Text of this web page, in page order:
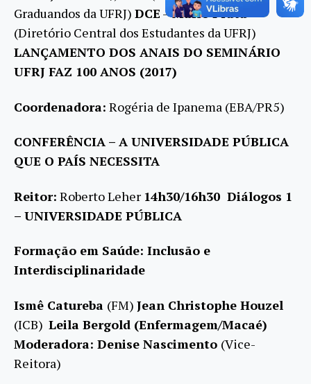
Graduandos da UFRJ) DCE –Mario Prata
(Diretório Central dos Estudantes da UFRJ)
LANÇAMENTO DOS ANAIS DO SEMINÁRIO
UFRJ FAZ 100 ANOS (2017)
Coordenadora: Rogéria de Ipanema (EBA/PR5)
CONFERÊNCIA – A UNIVERSIDADE PÚBLICA
QUE O PAÍS NECESSITA
Reitor: Roberto Leher 14h30/16h30 Diálogos 1
– UNIVERSIDADE PÚBLICA
Formação em Saúde: Inclusão e
Interdisciplinaridade
Ismê Catureba (FM) Jean Christophe Houzel
(ICB) Leila Bergold (Enfermagem/Macaé)
Moderadora: Denise Nascimento (Vice-
Reitora)